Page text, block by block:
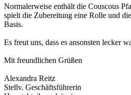
Normalerweise enthält die Couscous
spielt die Zubereitung eine Rolle und
Basis.
Es freut uns, dass es ansonsten lecker
Mit freundlichen Grüßen
Alexandra Reitz
Stellv. Geschäftsführerin